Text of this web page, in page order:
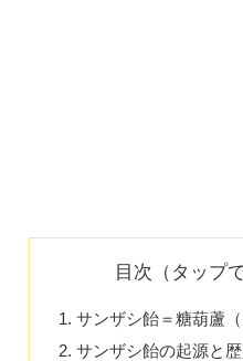
目次（タップ
サンザシ飴＝糖葫蘆
サンザシ飴の起源と歴